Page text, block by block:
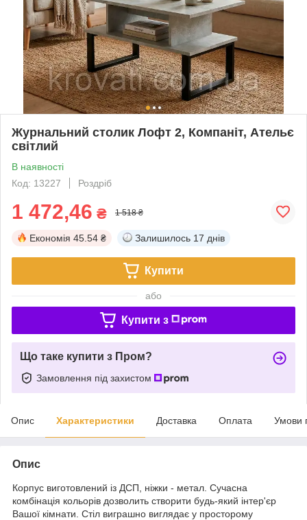
Журнальний столик Лофт 2, Компаніт, Ательє
світлий
В наявності
Код: 13227
Роздріб
1 472,46 ₴ 1 518 ₴
Економія 45.54 ₴ Залишилось 17 днів
Купити
або
Купити з
Що таке купити з Пром?
Замовлення під захистом
Опис Характеристики Доставка Оплата Умови
Опис
Корпус виготовлений із ДСП, ніжки - метал. Сучасна
комбінація кольорів дозволить створити будь-який інтер'єр
Вашої кімнати. Стіл виграшно виглядає у просторому